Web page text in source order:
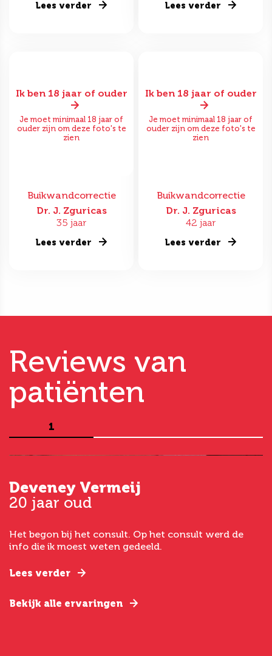
Lees verder Lees verder
Ik ben 18 jaar of ouder
Je moet minimaal 18 jaar of
ouder zijn om deze foto's te
zien
Buikwandcorrectie
Dr. J. Zguricas
35 jaar
Lees verder
Ik ben 18 jaar of ouder
Je moet minimaal 18 jaar of
ouder zijn om deze foto's te
zien
Buikwandcorrectie
Dr. J. Zguricas
42 jaar
Lees verder
Reviews van
patiënten
1
Deveney Vermeij
20 jaar oud
Het begon bij het consult. Op het consult werd de
info die ik moest weten gedeeld.
Lees verder
Bekijk alle ervaringen